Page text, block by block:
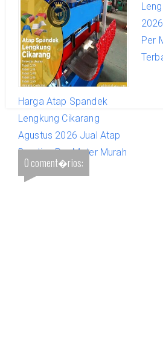
Lengkung Tangerang
Agustus 2026 Jual Atap
Bending Per Meter Murah
& Terbaik
Per
Harga Atap Spandek
Lengkung Cikarang
Agustus 2026 Jual Atap
Bending Per Meter Murah
& Terbaik
0 coment�rios: